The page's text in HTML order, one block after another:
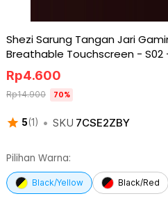
Shezi Sarung Tangan Jari
Breathable Touchscreen - S02
5(1 ) • SKU 7CSE2ZBY
Rp4.600
Rp14.900 70%
Pilihan Warna:
Black/Yellow Black/Red